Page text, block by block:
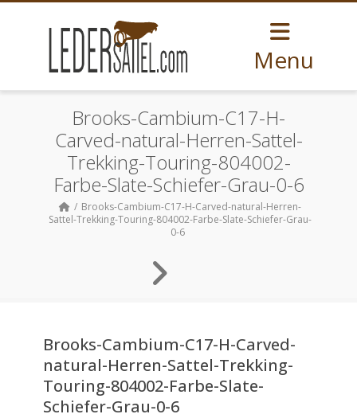
Menu
Brooks-Cambium-C17-H-
Carved-natural-Herren-Sattel-
Trekking-Touring-804002-
Farbe-Slate-Schiefer-Grau-0-6
Brooks-Cambium-C17-H-Carved-natural-Herren-
Sattel-Trekking-Touring-804002-Farbe-Slate-Schiefer-Grau-
0-6
Brooks-Cambium-C17-H-Carved-
natural-Herren-Sattel-Trekking-
Touring-804002-Farbe-Slate-
Schiefer-Grau-0-6